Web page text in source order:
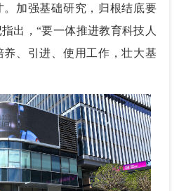
加强基础研究，归根结底要
出，“要一体推进教育科技人
、引进、使用工作，壮大基